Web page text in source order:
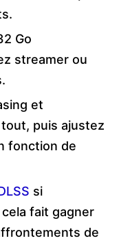
Go
streamer ou
et
tout, puis ajustez
fonction de
si
fait gagner
de